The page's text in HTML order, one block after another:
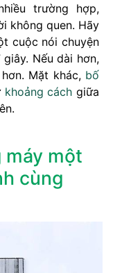
trường hợp,
không quen. Hãy
cuộc nói chuyện
Nếu dài hơn,
hơn. Mặt khác, bố
khoảng cách giữa
máy một
cùng